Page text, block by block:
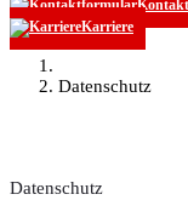
Kontakt
Karriere
Datenschutz
Datenschutz